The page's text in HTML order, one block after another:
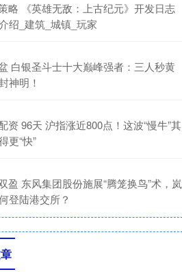
略 《英雄无敌：上古纪元》开发日志
绍_建筑_城镇_玩家
白银圣斗士十大巅峰强者：三人秒黄
神明！
资 96天 沪指涨近800点！这波“慢牛”其
更“快”
盈 东风集团股份施展“腾笼换鸟”术，岚
登陆港交所？